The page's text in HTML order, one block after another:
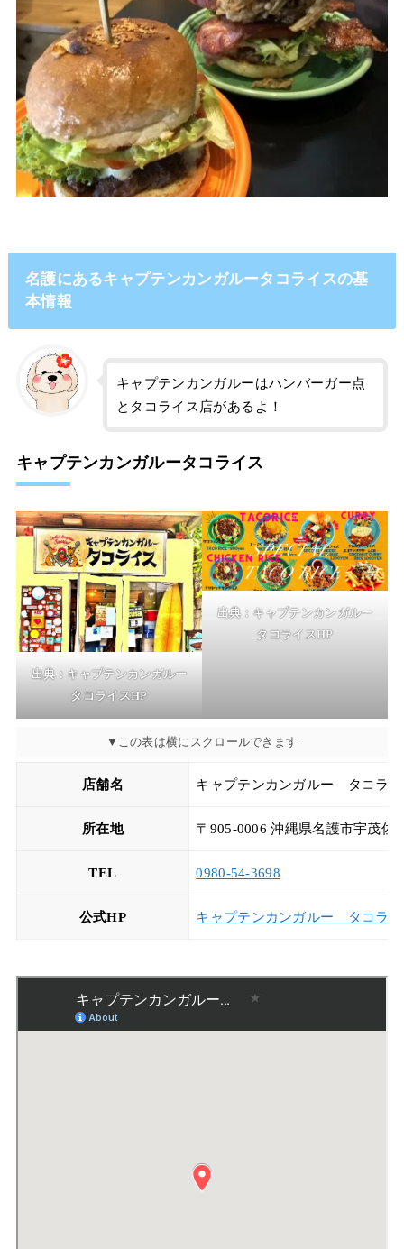
名護にあるキャプテンカンガルータコライスの基
本情報
キャプテンカンガルーはハンバーガー点
とタコライス店があるよ！
キャプテンカンガルータコライス
出典：キャプテンカンガルー
タコライスHP
出典：キャプテンカンガルー
タコライスHP
店舗名 キャプテンカンガルー タコラ
所在地 〒905-0006 沖縄県名護市宇茂佐
TEL 0980-54-3698
公式HP キャプテンカンガルー タコライ